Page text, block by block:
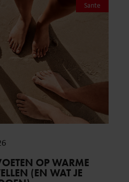
Sante
OP WARME
(EN WAT JE